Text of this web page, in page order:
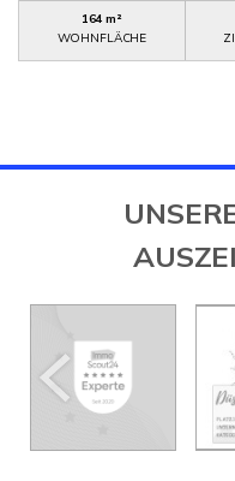
164 m²
WOHNFLÄCHE